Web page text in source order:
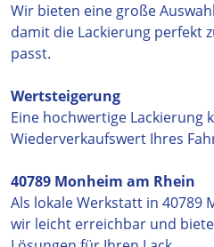
Wir bieten eine große
damit die Lackierung perfekt
passt.
Wertsteigerung
Eine hochwertige Lackierung
Wiederverkaufswert Ihres
40789 Monheim am Rhein
Als lokale Werkstatt in 40789
wir leicht erreichbar und